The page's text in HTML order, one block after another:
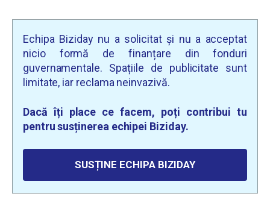
Echipa Biziday nu a solicitat și nu a acceptat
nicio formă de finanțare din fonduri
guvernamentale. Spațiile de publicitate sunt
limitate, iar reclama neinvazivă.
Dacă îți place ce facem, poți contribui tu
pentru susținerea echipei Biziday.
SUSȚINE ECHIPA BIZIDAY